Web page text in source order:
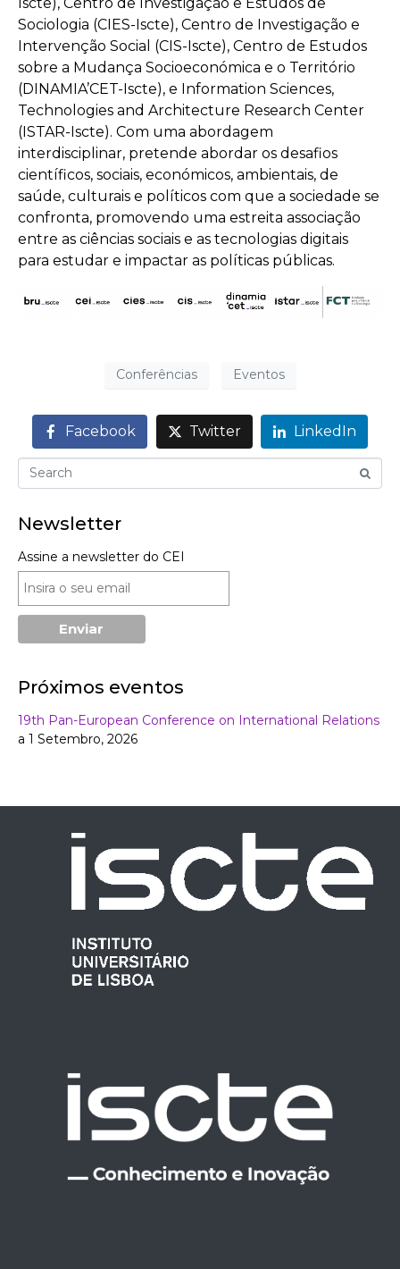
Sociologia (CIES-Iscte), Centro de Investigação e
Intervenção Social (CIS-Iscte), Centro de Estudos
sobre a Mudança Socioeconómica e o Território
(DINAMIA’CET-Iscte), e Information Sciences,
Technologies and Architecture Research Center
(ISTAR-Iscte). Com uma abordagem
interdisciplinar, pretende abordar os desafios
científicos, sociais, económicos, ambientais, de
saúde, culturais e políticos com que a sociedade se
confronta, promovendo uma estreita associação
entre as ciências sociais e as tecnologias digitais
para estudar e impactar as políticas públicas.
Conferências Eventos
Facebook Twitter LinkedIn
Newsletter
Assine a newsletter do CEI
Próximos eventos
19th Pan-European Conference on International Relations
a 1 Setembro, 2026